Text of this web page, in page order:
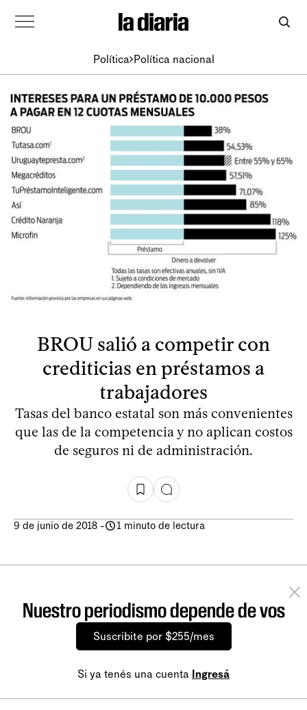
Política Política nacional
BROU salió a competir con
crediticias en préstamos a
trabajadores
Tasas del banco estatal son más convenientes
que las de la competencia y no aplican costos
de seguros ni de administración.
9 de junio de 2018 - 1 minuto de lectura
Nuestro periodismo depende de vos
Suscribite por $255/mes
Si ya tenés una cuenta Ingresá